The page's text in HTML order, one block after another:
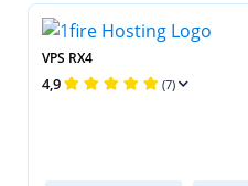
VPS RX4
4,9 (7)